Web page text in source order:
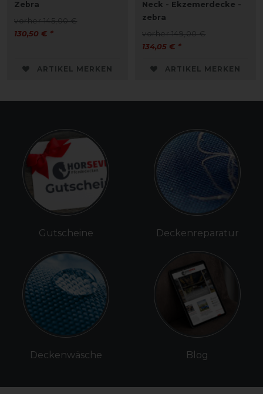
Zebra
vorher 145,00 €
130,50 € *
ARTIKEL MERKEN
Neck - Ekzemerdecke -
zebra
vorher 149,00 €
134,05 € *
ARTIKEL MERKEN
Gutscheine
Deckenwäsche
Deckenreparatur
Blog